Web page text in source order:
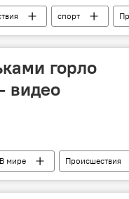
спорт
горло
видео
В мире Происшествия